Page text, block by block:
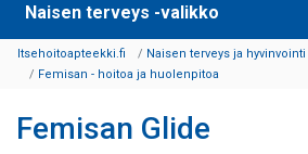
Naisen terveys -valikko
Itsehoitoapteekki.fi
Naisen terveys ja hyvinvointi
Femisan - hoitoa ja huolenpitoa
Femisan Glide